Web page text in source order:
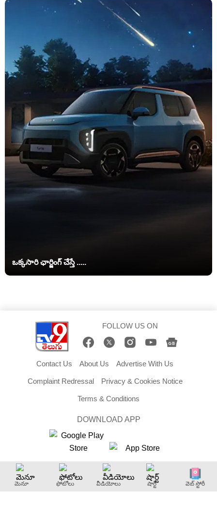
ఒక్కసారి ఛార్జింగ్‌ చేస్తే .....
FOLLOW US ON
Contact Us About Us Advertise With Us
Complaint Redressal Privacy & Cookies Notice
Terms & Conditions
DOWNLOAD APP
Copyright © 2026 TV9 Telugu. All Rights Reserved.
మెనూ ఫోటోలు వీడియోలు షార్ట్ వెబ్ స్టోరీ